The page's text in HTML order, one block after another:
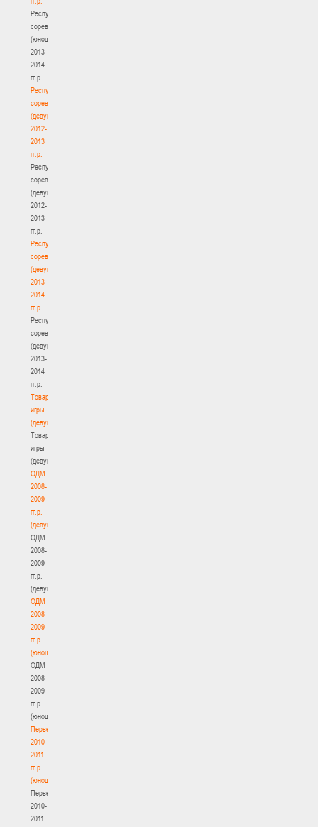
Республиканские
соревнования
(юноши)
2013-
2014
гг.р.
Республиканские
соревнования
(девушки)
2012-
2013
гг.р.
Республиканские
соревнования
(девушки)
2012-
2013
гг.р.
Республиканские
соревнования
(девушки)
2013-
2014
гг.р.
Республиканские
соревнования
(девушки)
2013-
2014
гг.р.
Товарищеские
игры
(девушки)
Товарищеские
игры
(девушки)
ОДМ
2008-
2009
гг.р.
(девушки)
ОДМ
2008-
2009
гг.р.
(девушки)
ОДМ
2008-
2009
гг.р.
(юноши)
ОДМ
2008-
2009
гг.р.
(юноши)
Первенство
2010-
2011
гг.р.
(юноши)
Первенство
2010-
2011